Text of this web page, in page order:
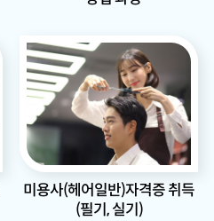
미용사(헤어일반)자격증 취득
(필기, 실기)